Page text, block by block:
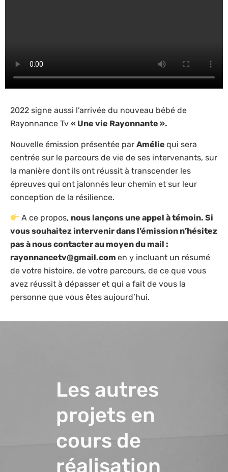
2022 signe aussi l’arrivée du nouveau bébé de
Rayonnance Tv « Une vie Rayonnante ».
Nouvelle émission présentée par Amélie qui sera
centrée sur le parcours de vie de ses intervenants, sur
la manière dont ils ont réussit à transcender les
épreuves qui ont jalonnés leur chemin et sur leur
conception de la résilience.
A ce propos, nous lançons une appel à témoin. Si
vous souhaitez intervenir dans l’émission n’hésitez
pas à nous contacter au moyen du mail :
rayonnancetv@gmail.com en y incluant un résumé
de votre histoire, de votre parcours, de ce que vous
avez réussit à dépasser et qui a fait de vous la
personne que vous êtes aujourd’hui.
Les autres
projets en
cours de
réalisation